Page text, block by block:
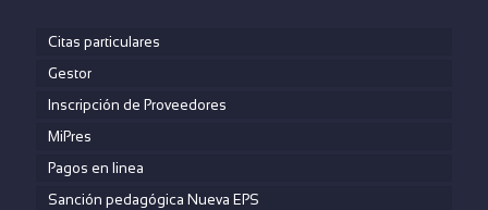
Citas particulares
Gestor
Inscripción de Proveedores
MiPres
Pagos en linea
Sanción pedagógica Nueva EPS